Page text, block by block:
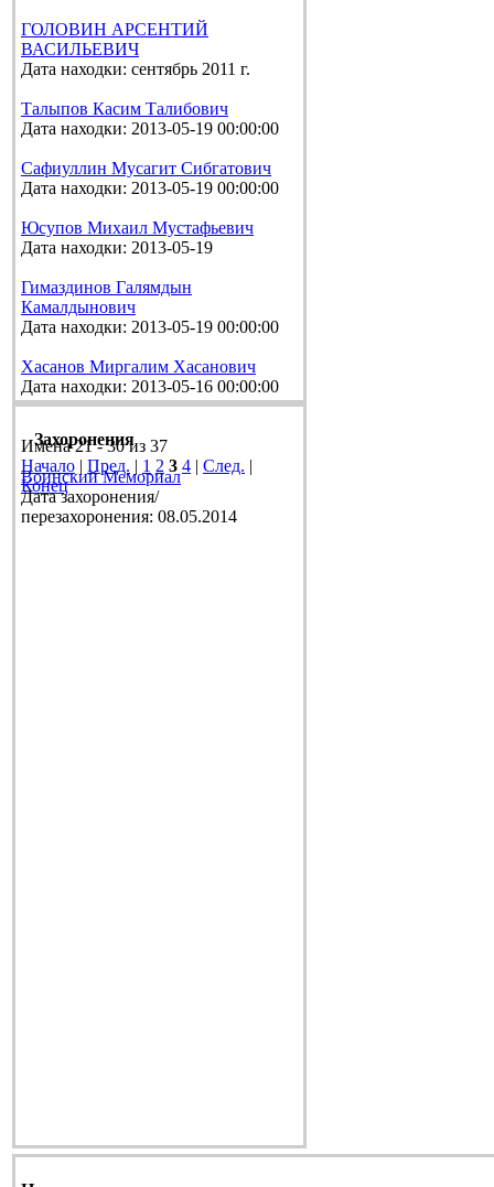
ГОЛОВИН АРСЕНТИЙ
ВАСИЛЬЕВИЧ
Дата находки: сентябрь 2011 г.
Талыпов Касим Талибович
Дата находки: 2013-05-19 00:00:00
Сафиуллин Мусагит Сибгатович
Дата находки: 2013-05-19 00:00:00
Юсупов Михаил Мустафьевич
Дата находки: 2013-05-19
Гимаздинов Галямдын
Камалдынович
Дата находки: 2013-05-19 00:00:00
Хасанов Миргалим Хасанович
Дата находки: 2013-05-16 00:00:00
Имена 21 - 30 из 37
Начало | Пред. | 1 2 3 4 | След. |
Конец
Захоронения
Воинский Мемориал
Дата захоронения/
перезахоронения: 08.05.2014